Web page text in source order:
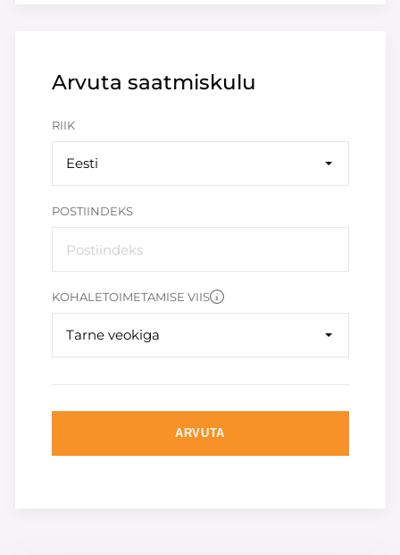
Arvuta saatmiskulu
RIIK
Eesti
POSTIINDEKS
KOHALETOIMETAMISE VIIS
Tarne veokiga
ARVUTA